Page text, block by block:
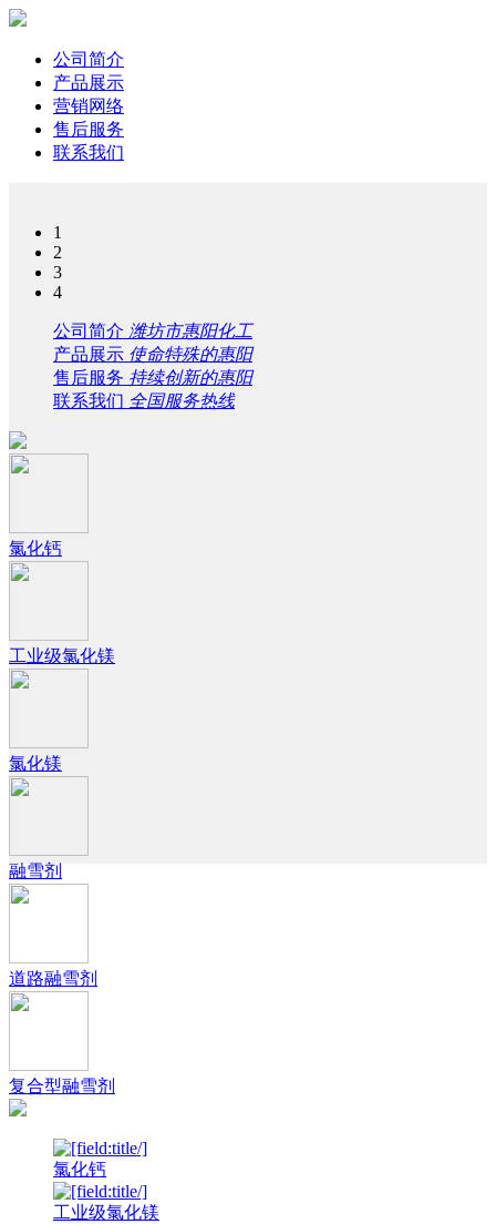
公司简介
产品展示
营销网络
售后服务
联系我们
1
2
3
4
公司简介 潍坊市惠阳化工
产品展示 使命特殊的惠阳
售后服务 持续创新的惠阳
联系我们 全国服务热线
氯化钙
工业级氯化镁
氯化镁
融雪剂
道路融雪剂
复合型融雪剂
氯化钙
工业级氯化镁